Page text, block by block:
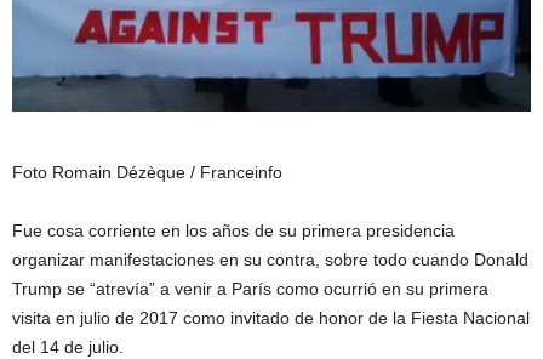
Foto Romain Dézèque / Franceinfo
Fue cosa corriente en los años de su primera presidencia
organizar manifestaciones en su contra, sobre todo cuando Donald
Trump se “atrevía” a venir a París como ocurrió en su primera
visita en julio de 2017 como invitado de honor de la Fiesta Nacional
del 14 de julio.